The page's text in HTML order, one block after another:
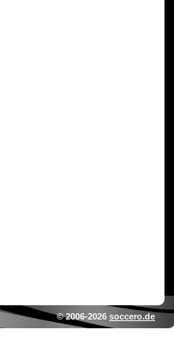
© 2006-2026 soccero.de